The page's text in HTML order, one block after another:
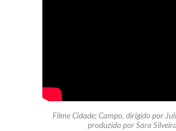
FilmeCidade; Campo, dirigido por
produzido por Sara